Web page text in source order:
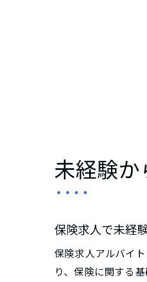
未経験か
保険求人で未経
保険求人アルバイ
り、保険に関する